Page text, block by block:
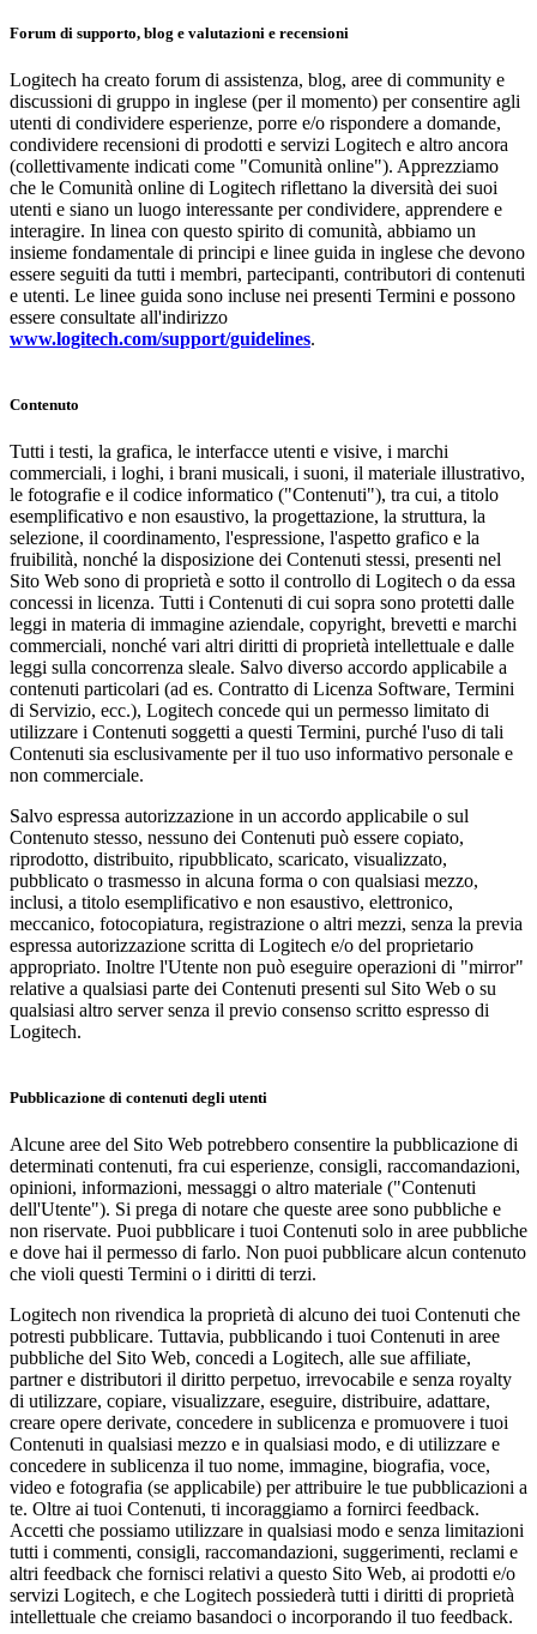
Forum di supporto, blog e valutazioni e recensioni
Logitech ha creato forum di assistenza, blog, aree di community e
discussioni di gruppo in inglese (per il momento) per consentire agli
utenti di condividere esperienze, porre e/o rispondere a domande,
condividere recensioni di prodotti e servizi Logitech e altro ancora
(collettivamente indicati come "Comunità online"). Apprezziamo
che le Comunità online di Logitech riflettano la diversità dei suoi
utenti e siano un luogo interessante per condividere, apprendere e
interagire. In linea con questo spirito di comunità, abbiamo un
insieme fondamentale di principi e linee guida in inglese che devono
essere seguiti da tutti i membri, partecipanti, contributori di contenuti
e utenti. Le linee guida sono incluse nei presenti Termini e possono
essere consultate all'indirizzo
www.logitech.com/support/guidelines.
Contenuto
Tutti i testi, la grafica, le interfacce utenti e visive, i marchi
commerciali, i loghi, i brani musicali, i suoni, il materiale illustrativo,
le fotografie e il codice informatico ("Contenuti"), tra cui, a titolo
esemplificativo e non esaustivo, la progettazione, la struttura, la
selezione, il coordinamento, l'espressione, l'aspetto grafico e la
fruibilità, nonché la disposizione dei Contenuti stessi, presenti nel
Sito Web sono di proprietà e sotto il controllo di Logitech o da essa
concessi in licenza. Tutti i Contenuti di cui sopra sono protetti dalle
leggi in materia di immagine aziendale, copyright, brevetti e marchi
commerciali, nonché vari altri diritti di proprietà intellettuale e dalle
leggi sulla concorrenza sleale. Salvo diverso accordo applicabile a
contenuti particolari (ad es. Contratto di Licenza Software, Termini
di Servizio, ecc.), Logitech concede qui un permesso limitato di
utilizzare i Contenuti soggetti a questi Termini, purché l'uso di tali
Contenuti sia esclusivamente per il tuo uso informativo personale e
non commerciale.
Salvo espressa autorizzazione in un accordo applicabile o sul
Contenuto stesso, nessuno dei Contenuti può essere copiato,
riprodotto, distribuito, ripubblicato, scaricato, visualizzato,
pubblicato o trasmesso in alcuna forma o con qualsiasi mezzo,
inclusi, a titolo esemplificativo e non esaustivo, elettronico,
meccanico, fotocopiatura, registrazione o altri mezzi, senza la previa
espressa autorizzazione scritta di Logitech e/o del proprietario
appropriato. Inoltre l'Utente non può eseguire operazioni di "mirror"
relative a qualsiasi parte dei Contenuti presenti sul Sito Web o su
qualsiasi altro server senza il previo consenso scritto espresso di
Logitech.
Pubblicazione di contenuti degli utenti
Alcune aree del Sito Web potrebbero consentire la pubblicazione di
determinati contenuti, fra cui esperienze, consigli, raccomandazioni,
opinioni, informazioni, messaggi o altro materiale ("Contenuti
dell'Utente"). Si prega di notare che queste aree sono pubbliche e
non riservate. Puoi pubblicare i tuoi Contenuti solo in aree pubbliche
e dove hai il permesso di farlo. Non puoi pubblicare alcun contenuto
che violi questi Termini o i diritti di terzi.
Logitech non rivendica la proprietà di alcuno dei tuoi Contenuti che
potresti pubblicare. Tuttavia, pubblicando i tuoi Contenuti in aree
pubbliche del Sito Web, concedi a Logitech, alle sue affiliate,
partner e distributori il diritto perpetuo, irrevocabile e senza royalty
di utilizzare, copiare, visualizzare, eseguire, distribuire, adattare,
creare opere derivate, concedere in sublicenza e promuovere i tuoi
Contenuti in qualsiasi mezzo e in qualsiasi modo, e di utilizzare e
concedere in sublicenza il tuo nome, immagine, biografia, voce,
video e fotografia (se applicabile) per attribuire le tue pubblicazioni a
te. Oltre ai tuoi Contenuti, ti incoraggiamo a fornirci feedback.
Accetti che possiamo utilizzare in qualsiasi modo e senza limitazioni
tutti i commenti, consigli, raccomandazioni, suggerimenti, reclami e
altri feedback che fornisci relativi a questo Sito Web, ai prodotti e/o
servizi Logitech, e che Logitech possiederà tutti i diritti di proprietà
intellettuale che creiamo basandoci o incorporando il tuo feedback.